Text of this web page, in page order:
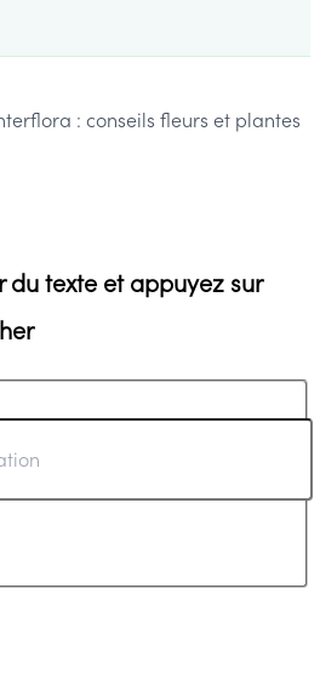
: conseils fleurs et plantes
du texte et appuyez sur